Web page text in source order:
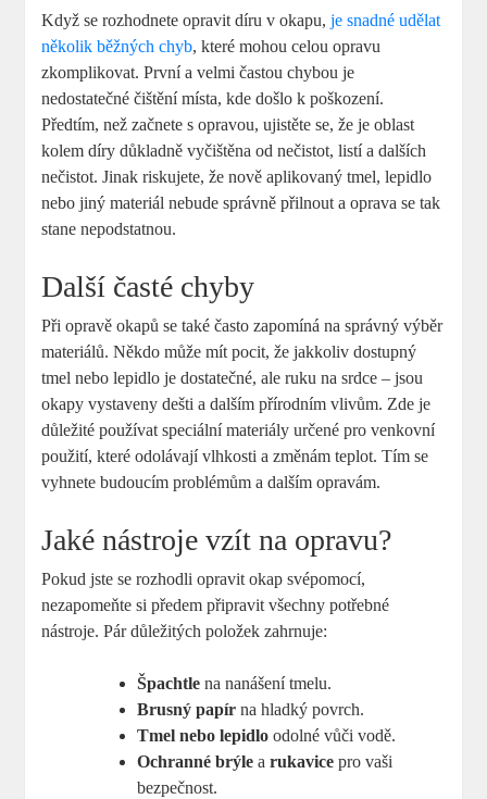
Když se rozhodnete opravit díru v okapu,je snadné udělat
několik běžných chyb, které mohou celou opravu
zkomplikovat. První a velmi častou chybou je
nedostatečné čištění místa, kde došlo k poškození.
Předtím, než začnete s opravou, ujistěte se, že je oblast
kolem díry důkladně vyčištěna od nečistot, listí a dalších
nečistot. Jinak riskujete, že nově aplikovaný tmel, lepidlo
nebo jiný materiál nebude správně přilnout a oprava se tak
stane nepodstatnou.
Další časté chyby
Při opravě okapů se také často zapomíná na správný výběr
materiálů. Někdo může mít pocit, že jakkoliv dostupný
tmel nebo lepidlo je dostatečné, ale ruku na srdce – jsou
okapy vystaveny dešti a dalším přírodním vlivům. Zde je
důležité používat speciální materiály určené pro venkovní
použití, které odolávají vlhkosti a změnám teplot. Tím se
vyhnete budoucím problémům a dalším opravám.
Jaké nástroje vzít na opravu?
Pokud jste se rozhodli opravit okap svépomocí,
nezapomeňte si předem připravit všechny potřebné
nástroje. Pár důležitých položek zahrnuje:
Špachtle na nanášení tmelu.
Brusný papír na hladký povrch.
Tmel nebo lepidlo odolné vůči vodě.
Ochranné brýle arukavice pro vaši
bezpečnost.